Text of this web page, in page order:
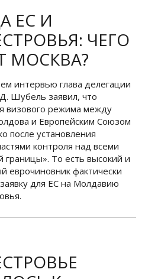
ЕС И
ЧЕГО
МОСКВА?
интервью глава делегации
Шубель заявил, что
визового режима между
и Европейским Союзом
после установления
контроля над всеми
границы». То есть высокий и
еврочиновник фактически
для ЕС на Молдавию